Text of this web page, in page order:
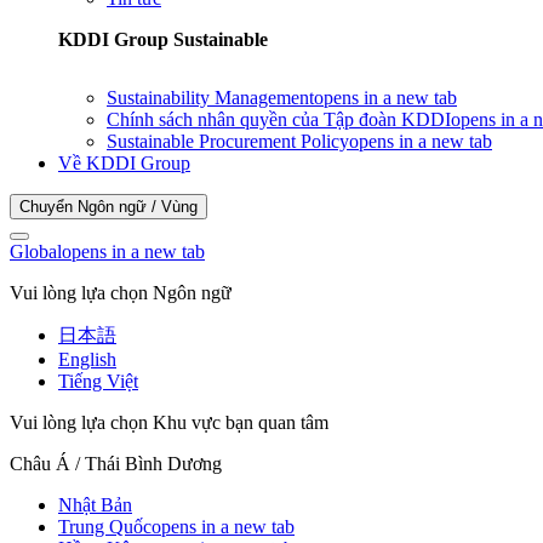
KDDI Group Sustainable
Sustainability Managementopens in a new tab
Chính sách nhân quyền của Tập đoàn KDDIopens in a
Sustainable Procurement Policyopens in a new tab
Về KDDI Group
Chuyển Ngôn ngữ / Vùng
Globalopens in a new tab
Vui lòng lựa chọn Ngôn ngữ
日本語
English
Tiếng Việt
Vui lòng lựa chọn Khu vực bạn quan tâm
Châu Á / Thái Bình Dương
Nhật Bản
Trung Quốcopens in a new tab